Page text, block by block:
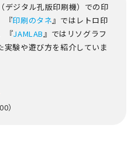
デジタル孔版印刷機）での印
『印刷のタネ』ではレトロ印
『JAMLAB』ではリソグラフ
実験や遊び方を紹介していま
）